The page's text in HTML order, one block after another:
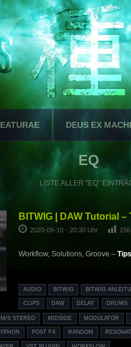
DEUS EX
EQ
LISTE ALLER "EQ"
BITWIG | DAW Tutorial
2020-09-10 - 20:30 Uhr 156
Workflow, Solutions, Groove –
AUDIO BITWIG BITWIG
CLIPS DAW DELAY DRUMS
M/S STEREO MIDSIDE MODULATOR
POST FX RANDOM